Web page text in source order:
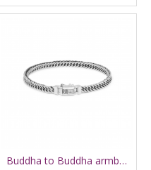
Buddha to Buddha armband Esther mini C+ 17cm J158 - 60393